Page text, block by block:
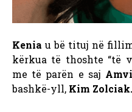
Kenia u bë tituj në
kërkua të thoshte “të
me të parën e saj
bashkë-yll, Kim Zolciak.